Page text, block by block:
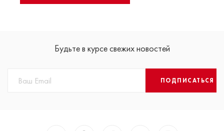
Будьте в курсе свежих новостей
ПОДПИСАТЬСЯ